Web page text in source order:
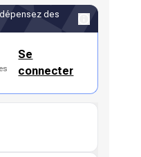
des
Se
connecter